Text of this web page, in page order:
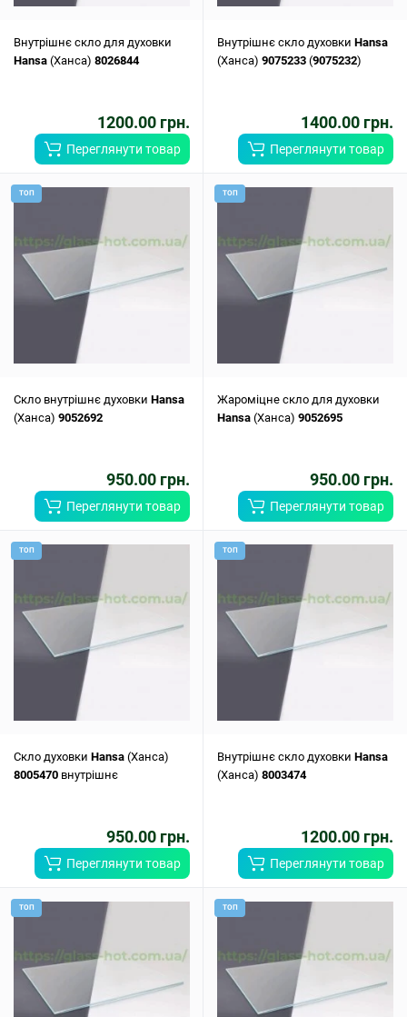
Внутрішнє скло для духовки
Hansa (Ханса) 8026844
1200.00 грн.
Переглянути товар
Внутрішнє скло духовки Hansa
(Ханса) 9075233 (9075232)
1400.00 грн.
Переглянути товар
ТОП
Скло внутрішнє духовки Hansa
(Ханса) 9052692
950.00 грн.
Переглянути товар
ТОП
Жароміцне скло для духовки
Hansa (Ханса) 9052695
950.00 грн.
Переглянути товар
ТОП
Скло духовки Hansa (Ханса)
8005470 внутрішнє
950.00 грн.
Переглянути товар
ТОП
Внутрішнє скло духовки Hansa
(Ханса) 8003474
1200.00 грн.
Переглянути товар
ТОП ТОП